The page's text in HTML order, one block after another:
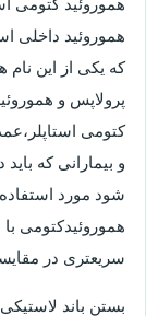
هموروئید داخلی
که یکی از این
پرولاپس و
و بیمارانی که
شود مورد
هموروئیدکتومی
سریعتری در
بستن باند لاستیکی